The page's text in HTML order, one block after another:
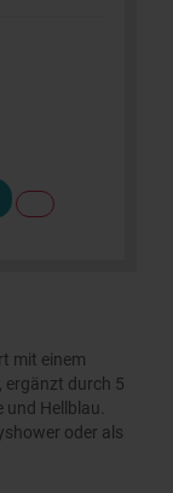
mit einem
ergänzt durch 5
Hellblau.
oder als